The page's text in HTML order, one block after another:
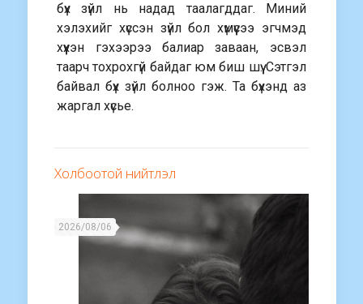
бүх зүйл нь надад таалагддаг. Миний
хэлэхийг хүссэн зүйл бол хүмүүсээ эгчмэд
хүүхэн гэхээрээ балиар заваан, эсвэл
таарч тохрохгүй байдаг юм биш шүү. Сэтгэл
байвал бүх зүйл болноо гэж. Та бүхэнд аз
жаргал хүсье.
Холбоотой нийтлэл
2026/08/06